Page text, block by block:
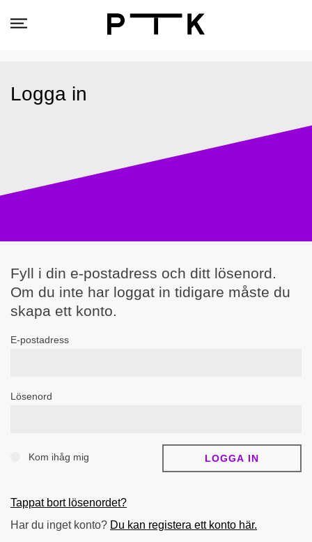
Logga in
Fyll i din e-postadress och ditt lösenord.
Om du inte har loggat in tidigare måste du
skapa ett konto.
E-postadress
Lösenord
Kom ihåg mig
Tappat bort lösenordet?
Har du inget konto? Du kan registera ett konto här.